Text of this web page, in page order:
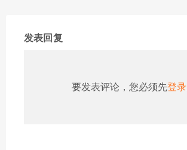
发表回复
要发表评论，您必须先登录